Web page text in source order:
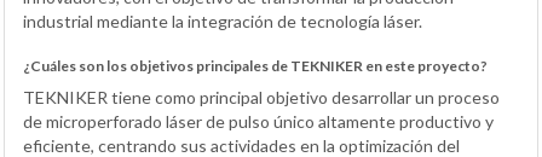
industrial mediante la integración de tecnología láser.
¿Cuáles son los objetivos principales de TEKNIKER en este proyecto?
TEKNIKER tiene como principal objetivo desarrollar un proceso
de microperforado láser de pulso único altamente productivo y
eficiente, centrando sus actividades en la optimización del